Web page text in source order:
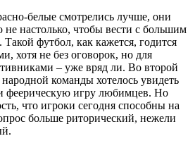
белые смотрелись лучше, они
не настолько, чтобы вести с большим
футбол, как кажется, годится
хотя не без оговорок, но для
– уже вряд ли. Во второй
команды хотелось увидеть
феерическую игру любимцев. Но
что игроки сегодня способны на
больше риторический, нежели